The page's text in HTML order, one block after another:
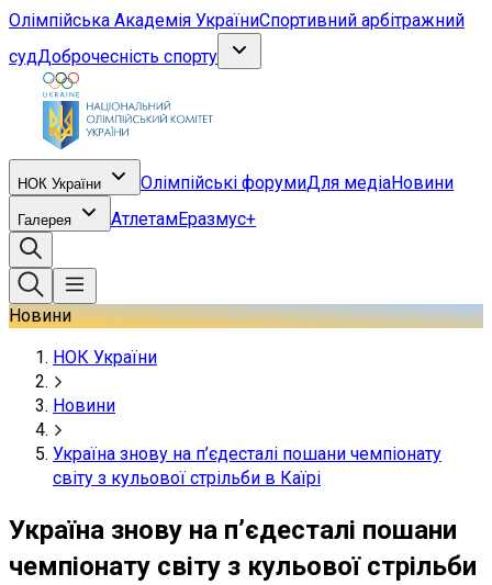
Олімпійська Академія УкраїниСпортивний арбітражний
судДоброчесність спорту
НОК України Олімпійські форумиДля медіаНовини
Галерея АтлетамЕразмус+
Новини
НОК України
Новини
Україна знову на п’єдесталі пошани чемпіонату
світу з кульової стрільби в Каїрі
Україна знову на п’єдесталі пошани
чемпіонату світу з кульової стрільби